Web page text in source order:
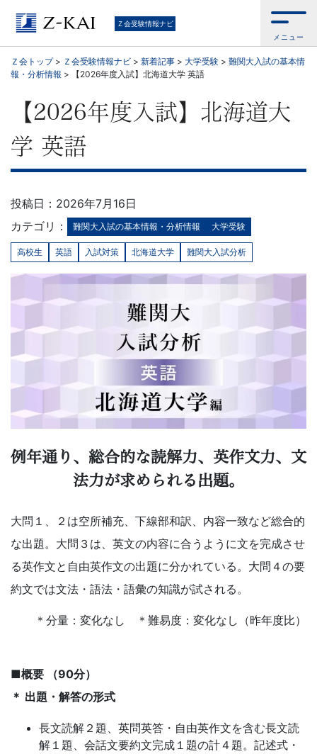
中
学
受
験・
高
受
験・
学
受
験
に
強
Ｚ
会
な
で
は
Ｚ会受験情報ナビ
メニュー
Ｚ会トップ> Ｚ会受験情報ナビ > 新着記事 > 大学受験 > 難関大入試の基本情
報・分析情報 > 【2026年度入試】北海道大学 英語
【2026年度入試】北海道大
学 英語
投稿日：2026年7月16日
カテゴリ：
難関大入試の基本情報・分析情報 大学受験
高校生 英語 入試対策 北海道大学 難関大入試分析
例年通り、総合的な読解力、英作文力、文
法力が求められる出題。
大問１、２は空所補充、下線部和訳、内容一致など総合的
な出題。大問３は、英文の内容に合うように文を完成させ
る英作文と自由英作文の出題に分かれている。大問４の要
約文では文法・語法・語彙の知識が試される。
＊分量：変化なし ＊難易度：変化なし（昨年度比）
■概要 （90分）
＊ 出題・解答の形式
長文読解２題、英問英答・自由英作文を含む長文読
解１題、会話文要約文完成１題の計４題。記述式・